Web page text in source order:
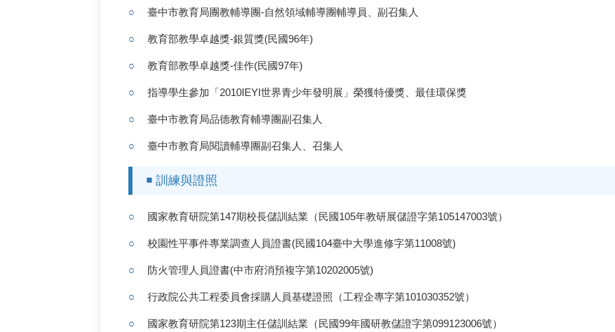
臺中市教育局團教輔導團-自然領域輔導團輔導員、副召集人
教育部教學卓越獎-銀質獎(民國96年)
教育部教學卓越獎-佳作(民國97年)
指導學生參加「2010IEYI世界青少年發明展」榮獲特優獎、最佳環保獎
臺中市教育局品德教育輔導團副召集人
臺中市教育局閱讀輔導團副召集人、召集人
◾ 訓練與證照
國家教育研院第147期校長儲訓結業（民國105年教研展儲證字第105147003號）
校園性平事件專業調查人員證書(民國104臺中大學進修字第11008號)
防火管理人員證書(中市府消預複字第10202005號)
行政院公共工程委員會採購人員基礎證照（工程企專字第101030352號）
國家教育研院第123期主任儲訓結業（民國99年國研教儲證字第099123006號）